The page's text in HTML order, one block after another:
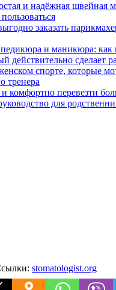
и надёжная швейная
заказать
и маникюра: как
действительно сделает
спорте, которые
тренера
комфортно перевезти
для
stomatologist.org